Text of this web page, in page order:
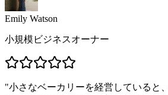
Emily Watson
小規模ビジネスオーナー
"小さなベーカリーを経営していると